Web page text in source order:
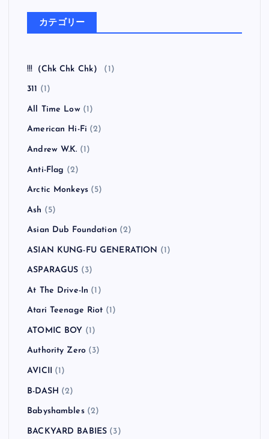
カテゴリー
!!!（Chk Chk Chk） (1)
311 (1)
All Time Low(1)
American Hi-Fi (2)
Andrew W.K. (1)
Anti-Flag (2)
Arctic Monkeys (5)
Ash (5)
Asian Dub Foundation (2)
ASIAN KUNG-FU GENERATION (1)
ASPARAGUS (3)
At The Drive-In (1)
Atari Teenage Riot (1)
ATOMIC BOY (1)
Authority Zero (3)
AVICII (1)
B-DASH (2)
Babyshambles(2)
BACKYARD BABIES (3)